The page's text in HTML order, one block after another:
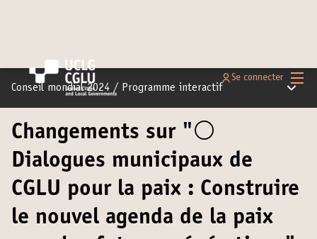
Se connecter
Conseil mondial 2024 / Programme interactif Menu
Changements sur "⚪️
Dialogues municipaux de
CGLU pour la paix : Construire
le nouvel agenda de la paix